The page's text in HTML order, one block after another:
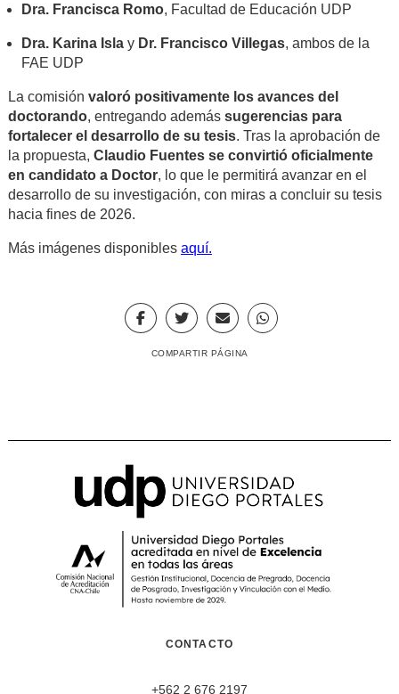
Dra. Francisca Romo, Facultad de Educación UDP
Dra. Karina Islay Dr. Francisco Villegas, ambos de la
FAE UDP
La comisión valoró positivamente los avances del
doctorando, entregando además sugerencias para
fortalecer el desarrollo de su tesis. Tras la aprobación de
la propuesta, Claudio Fuentes se convirtió oficialmente
en candidato a Doctor, lo que le permitirá avanzar en el
desarrollo de su investigación, con miras a concluir su tesis
hacia fines de 2026.
Más imágenes disponibles aquí.
COMPARTIR PÁGINA
CONTACTO
+562 2 676 2197